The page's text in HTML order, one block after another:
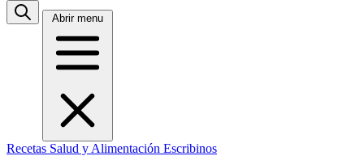
Abrir menu
Recetas Salud y Alimentación Escribinos